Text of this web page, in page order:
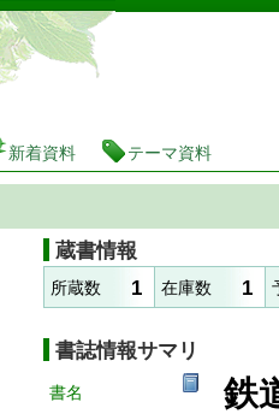
静岡県立図書館 蔵書
新着資料 テーマ資料
蔵書情報
所蔵数 1 在庫数 1
書誌情報サマリ
書名